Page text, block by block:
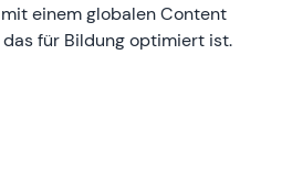
einem globalen Content
für Bildung optimiert ist.